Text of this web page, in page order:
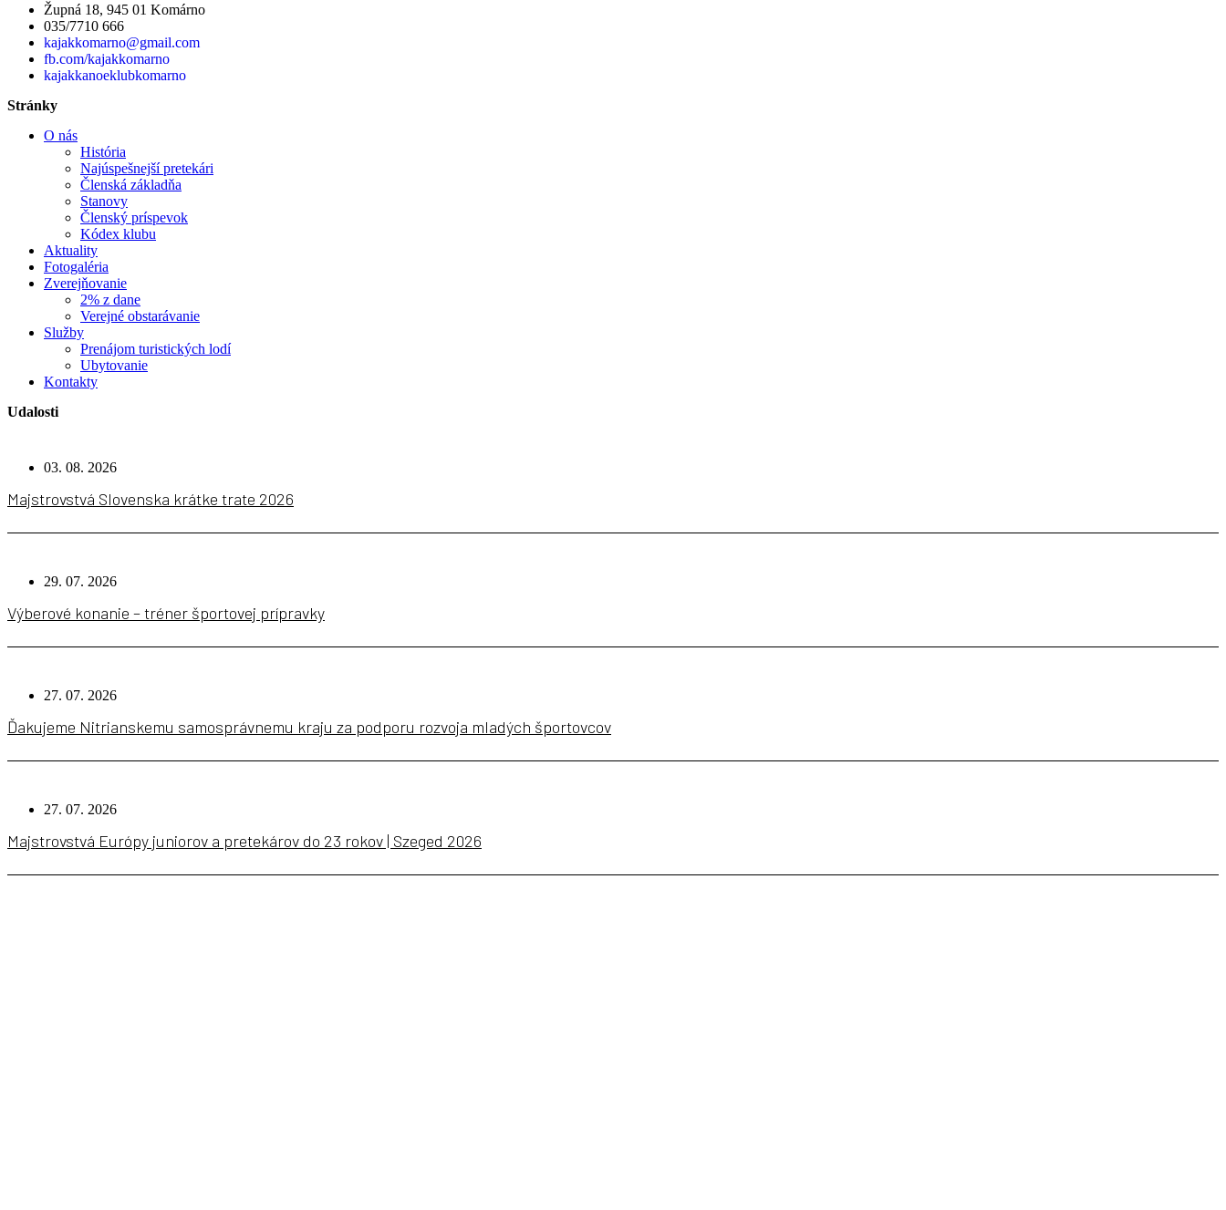
Župná 18, 945 01 Komárno
035/7710 666
kajakkomarno@gmail.com
fb.com/kajakkomarno
kajakkanoeklubkomarno
Stránky
O nás
História
Najúspešnejší pretekári
Členská základňa
Stanovy
Členský príspevok
Kódex klubu
Aktuality
Fotogaléria
Zverejňovanie
2% z dane
Verejné obstarávanie
Služby
Prenájom turistických lodí
Ubytovanie
Kontakty
Udalosti
03. 08. 2026
Majstrovstvá Slovenska krátke trate 2026
29. 07. 2026
Výberové konanie – tréner športovej prípravky
27. 07. 2026
Ďakujeme Nitrianskemu samosprávnemu kraju za podporu rozvoja mladých športovcov
27. 07. 2026
Majstrovstvá Európy juniorov a pretekárov do 23 rokov | Szeged 2026